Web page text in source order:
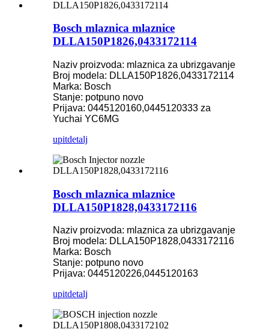
Bosch mlaznica mlaznice
DLLA150P1826,0433172114
Naziv proizvoda: mlaznica za ubrizgavanje
Broj modela: DLLA150P1826,0433172114
Marka: Bosch
Stanje: potpuno novo
Prijava: 0445120160,0445120333 za
Yuchai YC6MG
upitdetalj
Bosch mlaznica mlaznice
DLLA150P1828,0433172116
Naziv proizvoda: mlaznica za ubrizgavanje
Broj modela: DLLA150P1828,0433172116
Marka: Bosch
Stanje: potpuno novo
Prijava: 0445120226,0445120163
upitdetalj